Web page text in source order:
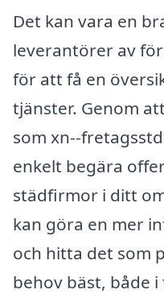
Det kan vara en
leverantörer av
för att få en
tjänster. Genom
som xn--
enkelt begära
städfirmor i ditt
kan göra en mer
och hitta det som
behov bäst, både